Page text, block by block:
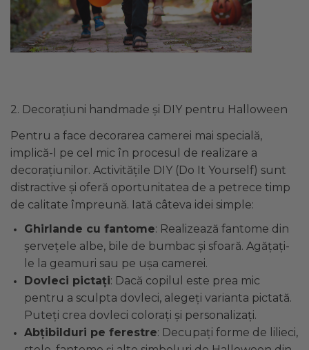
2. Decorațiuni handmade și DIY pentru Halloween
Pentru a face decorarea camerei mai specială,
implică-l pe cel mic în procesul de realizare a
decorațiunilor. Activitățile DIY (Do It Yourself) sunt
distractive și oferă oportunitatea de a petrece timp
de calitate împreună. Iată câteva idei simple:
Ghirlande cu fantome: Realizează fantome din
șervețele albe, bile de bumbac și sfoară. Agățați-
le la geamuri sau pe ușa camerei.
Dovleci pictați: Dacă copilul este prea mic
pentru a sculpta dovleci, alegeți varianta pictată.
Puteți crea dovleci colorați și personalizați.
Abțibilduri pe ferestre: Decupați forme de lilieci,